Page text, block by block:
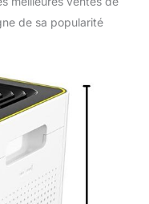
de sa popularité